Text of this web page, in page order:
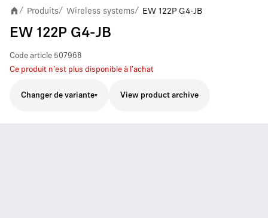
/ Produits/ Wireless systems/ EW 122P G4-JB
EW 122P G4-JB
Code article 507968
Ce produit n'est plus disponible à l'achat
Changer de variante View product archive